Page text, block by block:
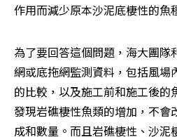
作用而減少原本沙泥底棲性的魚
為了要回答這個問題，海大團隊
網或底拖網監測資料，包括風場
的比較，以及施工前和施工後的
發現岩礁棲性魚類的增加，不會
成和數量。而且岩礁棲性、沙泥